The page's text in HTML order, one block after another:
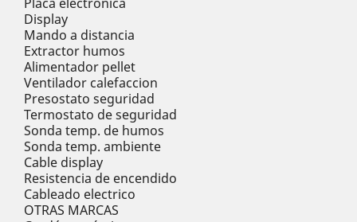
Display
Mando a distancia
Extractor humos
Alimentador pellet
Ventilador calefaccion
Presostato seguridad
Termostato de seguridad
Sonda temp. de humos
Sonda temp. ambiente
Cable display
Resistencia de encendido
Cableado electrico
OTRAS MARCAS